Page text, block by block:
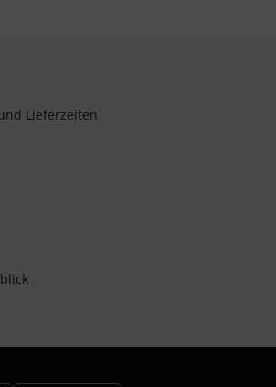
Lieferzeiten